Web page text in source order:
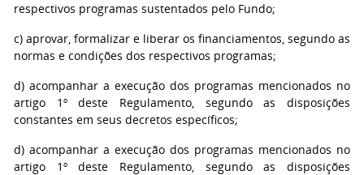
respectivos programas sustentados pelo Fundo;
c) aprovar, formalizar e liberar os financiamentos, segundo as
normas e condições dos respectivos programas;
d) acompanhar a execução dos programas mencionados no
artigo 1º deste Regulamento, segundo as disposições
constantes em seus decretos específicos;
d) acompanhar a execução dos programas mencionados no
artigo 1º deste Regulamento, segundo as disposições